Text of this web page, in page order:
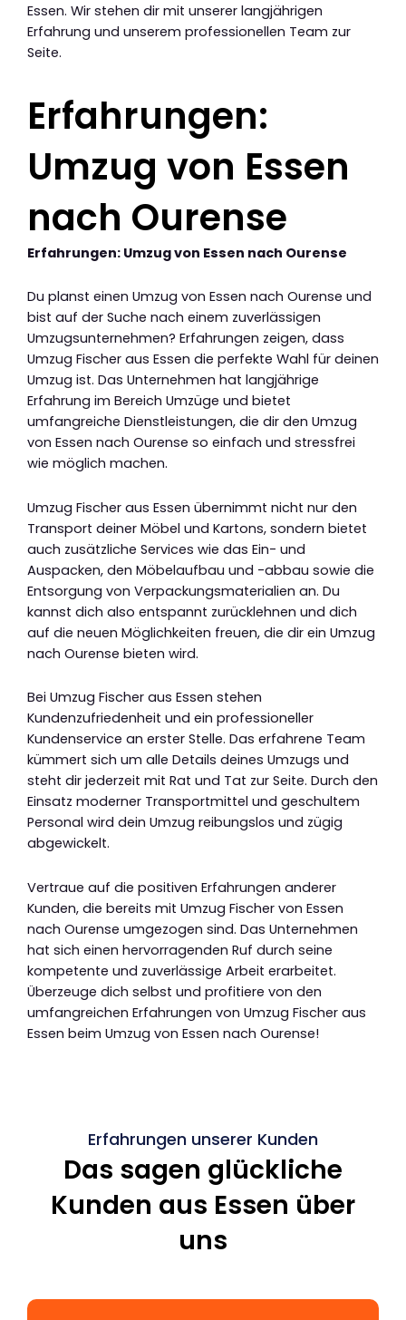
Essen. Wir stehen dir mit unserer langjährigen
Erfahrung und unserem professionellen Team zur
Seite.
Erfahrungen:
Umzug von Essen
nach Ourense
Erfahrungen: Umzug von Essen nach Ourense
Du planst einen Umzug von Essen nach Ourense und
bist auf der Suche nach einem zuverlässigen
Umzugsunternehmen? Erfahrungen zeigen, dass
Umzug Fischer aus Essen die perfekte Wahl für deinen
Umzug ist. Das Unternehmen hat langjährige
Erfahrung im Bereich Umzüge und bietet
umfangreiche Dienstleistungen, die dir den Umzug
von Essen nach Ourense so einfach und stressfrei
wie möglich machen.
Umzug Fischer aus Essen übernimmt nicht nur den
Transport deiner Möbel und Kartons, sondern bietet
auch zusätzliche Services wie das Ein- und
Auspacken, den Möbelaufbau und -abbau sowie die
Entsorgung von Verpackungsmaterialien an. Du
kannst dich also entspannt zurücklehnen und dich
auf die neuen Möglichkeiten freuen, die dir ein Umzug
nach Ourense bieten wird.
Bei Umzug Fischer aus Essen stehen
Kundenzufriedenheit und ein professioneller
Kundenservice an erster Stelle. Das erfahrene Team
kümmert sich um alle Details deines Umzugs und
steht dir jederzeit mit Rat und Tat zur Seite. Durch den
Einsatz moderner Transportmittel und geschultem
Personal wird dein Umzug reibungslos und zügig
abgewickelt.
Vertraue auf die positiven Erfahrungen anderer
Kunden, die bereits mit Umzug Fischer von Essen
nach Ourense umgezogen sind. Das Unternehmen
hat sich einen hervorragenden Ruf durch seine
kompetente und zuverlässige Arbeit erarbeitet.
Überzeuge dich selbst und profitiere von den
umfangreichen Erfahrungen von Umzug Fischer aus
Essen beim Umzug von Essen nach Ourense!
Erfahrungen unserer Kunden
Das sagen glückliche
Kunden aus Essen über
uns